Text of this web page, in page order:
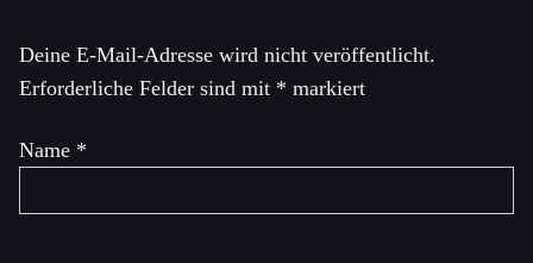
Deine E-Mail-Adresse wird nicht veröffentlicht.
Erforderliche Felder sind mit * markiert
Name *